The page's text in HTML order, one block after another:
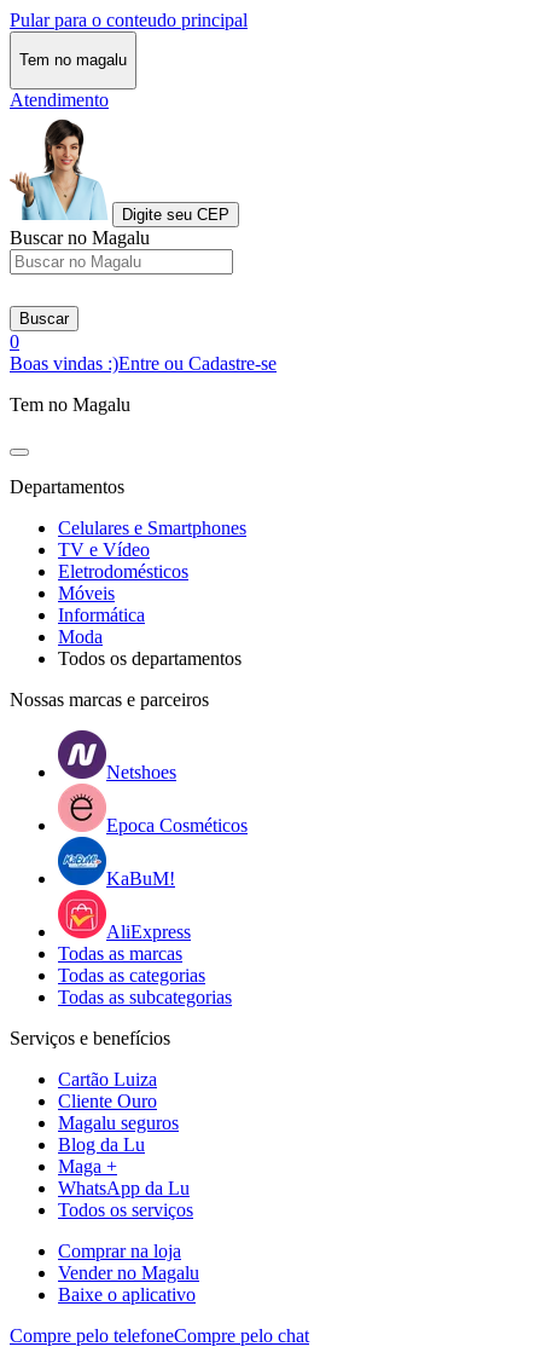
Pular para o conteudo principal
Tem no magalu
Atendimento
Digite seu CEP
Buscar no Magalu
Buscar
0
Boas vindas :)Entre ou Cadastre-se
Tem no Magalu
Departamentos
Celulares e Smartphones
TV e Vídeo
Eletrodomésticos
Móveis
Informática
Moda
Todos os departamentos
Nossas marcas e parceiros
Netshoes
Epoca Cosméticos
KaBuM!
AliExpress
Todas as marcas
Todas as categorias
Todas as subcategorias
Serviços e benefícios
Cartão Luiza
Cliente Ouro
Magalu seguros
Blog da Lu
Maga +
WhatsApp da Lu
Todos os serviços
Comprar na loja
Vender no Magalu
Baixe o aplicativo
Compre pelo telefoneCompre pelo chat